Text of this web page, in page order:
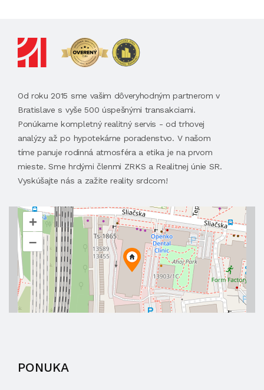
Od roku 2015 sme vašim dôveryhodným partnerom v
Bratislave s vyše 500 úspešnými transakciami.
Ponúkame kompletný realitný servis - od trhovej
analýzy až po hypotekárne poradenstvo. V našom
tíme panuje rodinná atmosféra a etika je na prvom
mieste. Sme hrdými členmi ZRKS a Realitnej únie SR.
Vyskúšajte nás a zažite reality srdcom!
+
–
PONUKA